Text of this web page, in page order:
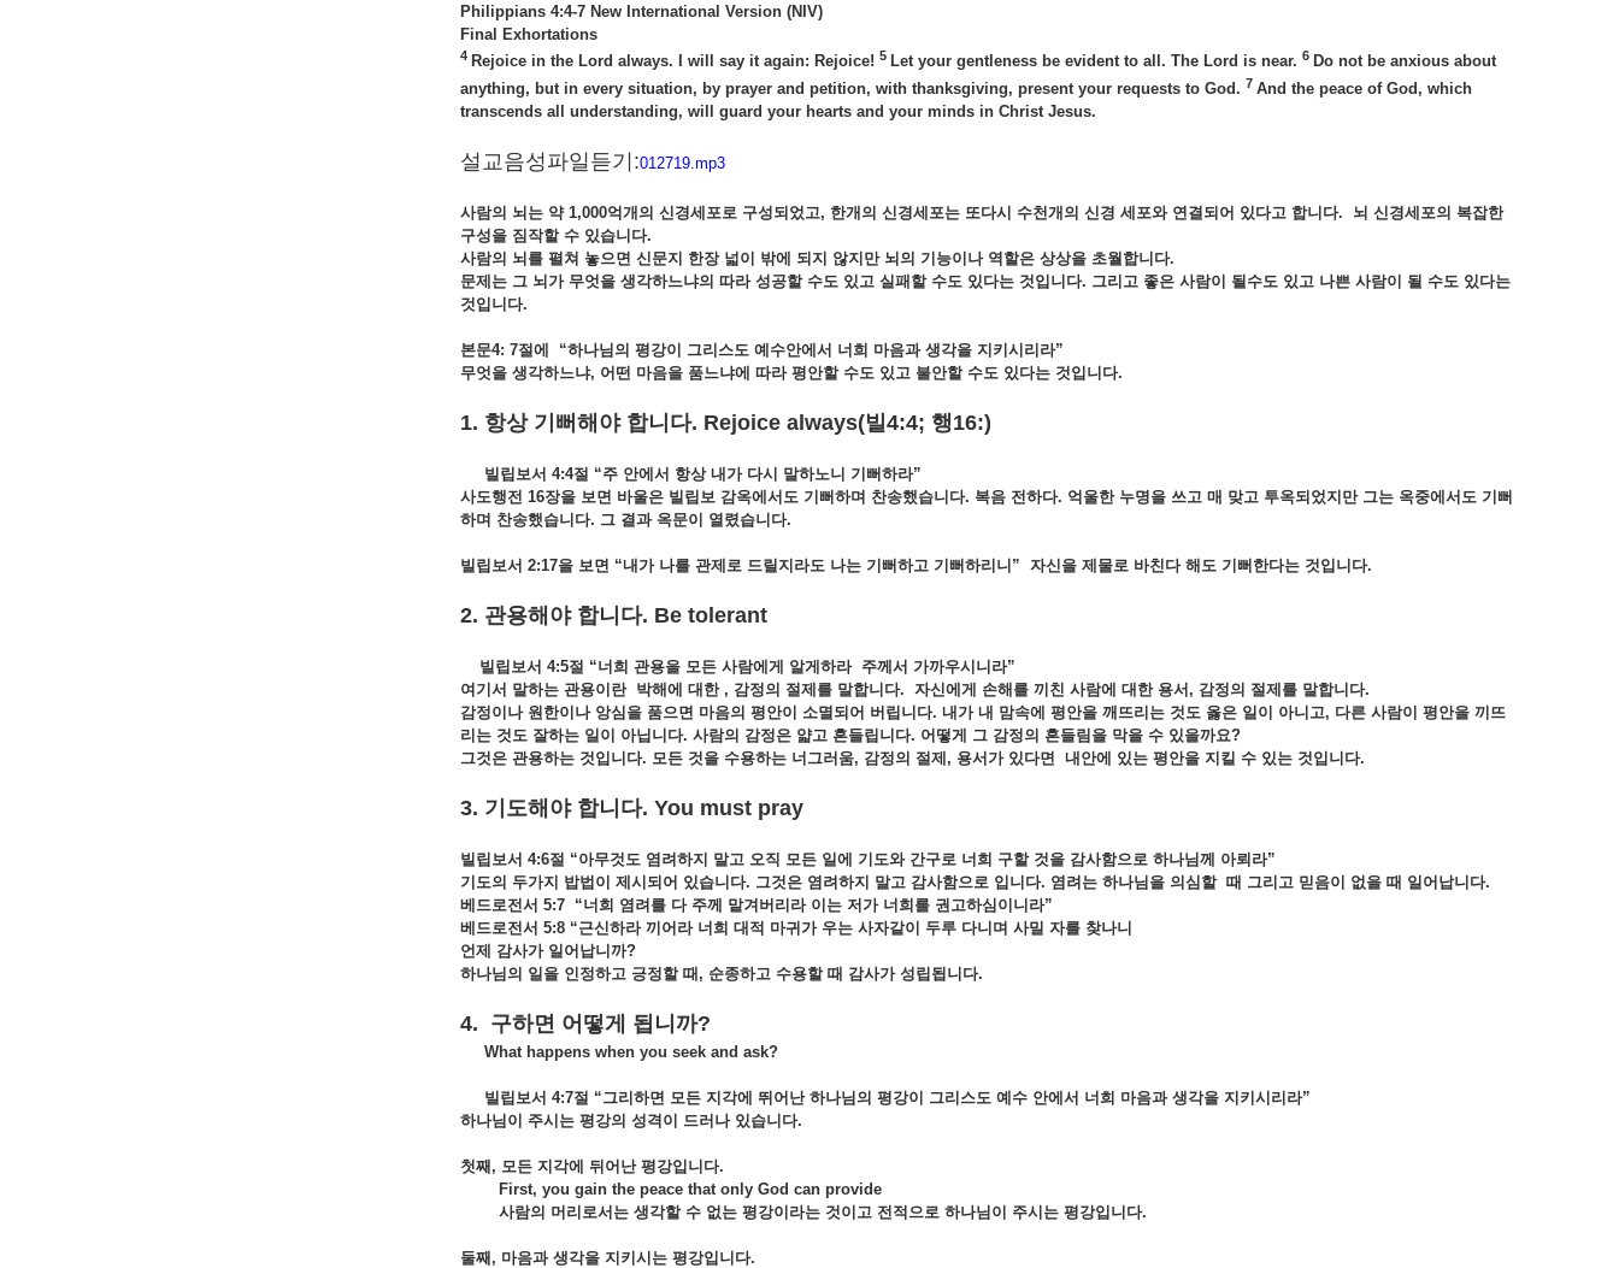
Philippians 4:4-7 New International Version (NIV)
Final Exhortations
4 Rejoice in the Lord always. I will say it again: Rejoice! 5 Let your gentleness be evident to all. The Lord is near. 6 Do not be anxious about
anything, but in every situation, by prayer and petition, with thanksgiving, present your requests to God. 7 And the peace of God, which
transcends all understanding, will guard your hearts and your minds in Christ Jesus.
설교음성파일듣기:012719.mp3
사람의 뇌는 약 1,000억개의 신경세포로 구성되었고, 한개의 신경세포는 또다시 수천개의 신경 세포와 연결되어 있다고 합니다. 뇌 신경세포의 복잡한
구성을 짐작할 수 있습니다.
사람의 뇌를 펼쳐 놓으면 신문지 한장 넓이 밖에 되지 않지만 뇌의 기능이나 역할은 상상을 초월합니다.
문제는 그 뇌가 무엇을 생각하느냐의 따라 성공할 수도 있고 실패할 수도 있다는 것입니다. 그리고 좋은 사람이 될수도 있고 나쁜 사람이 될 수도 있다는
것입니다.
본문4: 7절에 “하나님의 평강이 그리스도 예수안에서 너희 마음과 생각을 지키시리라”
무엇을 생각하느냐, 어떤 마음을 품느냐에 따라 평안할 수도 있고 불안할 수도 있다는 것입니다.
1. 항상 기뻐해야 합니다. Rejoice always(빌 4:4; 행16:)
빌립보서 4:4절 “주 안에서 항상 내가 다시 말하노니 기뻐하라”
사도행전 16장을 보면 바울은 빌립보 감옥에서도 기뻐하며 찬송했습니다. 복음 전하다. 억울한 누명을 쓰고 매 맞고 투옥되었지만 그는 옥중에서도 기뻐
하며 찬송했습니다. 그 결과 옥문이 열렸습니다.
빌립보서 2:17을 보면 “내가 나를 관제로 드릴지라도 나는 기뻐하고 기뻐하리니” 자신을 제물로 바친다 해도 기뻐한다는 것입니다.
2. 관용해야 합니다. Be tolerant
빌립보서 4:5절 “너희 관용을 모든 사람에게 알게하라 주께서 가까우시니라”
여기서 말하는 관용이란 박해에 대한 , 감정의 절제를 말합니다. 자신에게 손해를 끼친 사람에 대한 용서, 감정의 절제를 말합니다.
감정이나 원한이나 앙심을 품으면 마음의 평안이 소멸되어 버립니다. 내가 내 맘속에 평안을 깨뜨리는 것도 옳은 일이 아니고, 다른 사람이 평안을 끼뜨
리는 것도 잘하는 일이 아닙니다. 사람의 감정은 얇고 흔들립니다. 어떻게 그 감정의 흔들림을 막을 수 있을까요?
그것은 관용하는 것입니다. 모든 것을 수용하는 너그러움, 감정의 절제, 용서가 있다면 내안에 있는 평안을 지킬 수 있는 것입니다.
3. 기도해야 합니다. You must pray
빌립보서 4:6절 “아무것도 염려하지 말고 오직 모든 일에 기도와 간구로 너희 구할 것을 감사함으로 하나님께 아뢰라”
기도의 두가지 밥법이 제시되어 있습니다. 그것은 염려하지 말고 감사함으로 입니다. 염려는 하나님을 의심할 때 그리고 믿음이 없을 때 일어납니다.
베드로전서 5:7 “너희 염려를 다 주께 맡겨버리라 이는 저가 너희를 권고하심이니라”
베드로전서 5:8 “근신하라 끼어라 너희 대적 마귀가 우는 사자같이 두루 다니며 사밀 자를 찾나니
언제 감사가 일어납니까?
하나님의 일을 인정하고 긍정할 때, 순종하고 수용할 때 감사가 성립됩니다.
4. 구하면 어떻게 됩니까?
What happens when you seek and ask?
빌립보서 4:7절 “그리하면 모든 지각에 뛰어난 하나님의 평강이 그리스도 예수 안에서 너희 마음과 생각을 지키시리라”
하나님이 주시는 평강의 성격이 드러나 있습니다.
첫째, 모든 지각에 뒤어난 평강입니다.
First, you gain the peace that only God can provide
사람의 머리로서는 생각할 수 없는 평강이라는 것이고 전적으로 하나님이 주시는 평강입니다.
둘째, 마음과 생각을 지키시는 평강입니다.